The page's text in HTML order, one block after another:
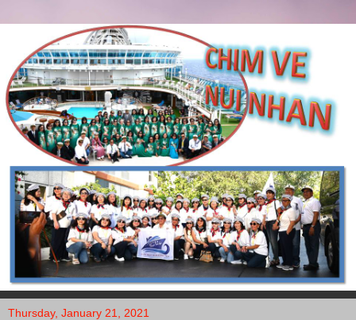
Thursday, January 21, 2021